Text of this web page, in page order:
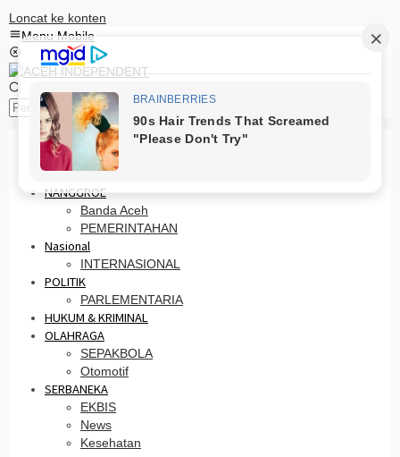
Loncat ke konten
Menu Mobile
HOME
PRO OTONOMI
NANGGROE
Banda Aceh
PEMERINTAHAN
Nasional
INTERNASIONAL
POLITIK
PARLEMENTARIA
HUKUM & KRIMINAL
OLAHRAGA
SEPAKBOLA
Otomotif
SERBANEKA
EKBIS
News
Kesehatan